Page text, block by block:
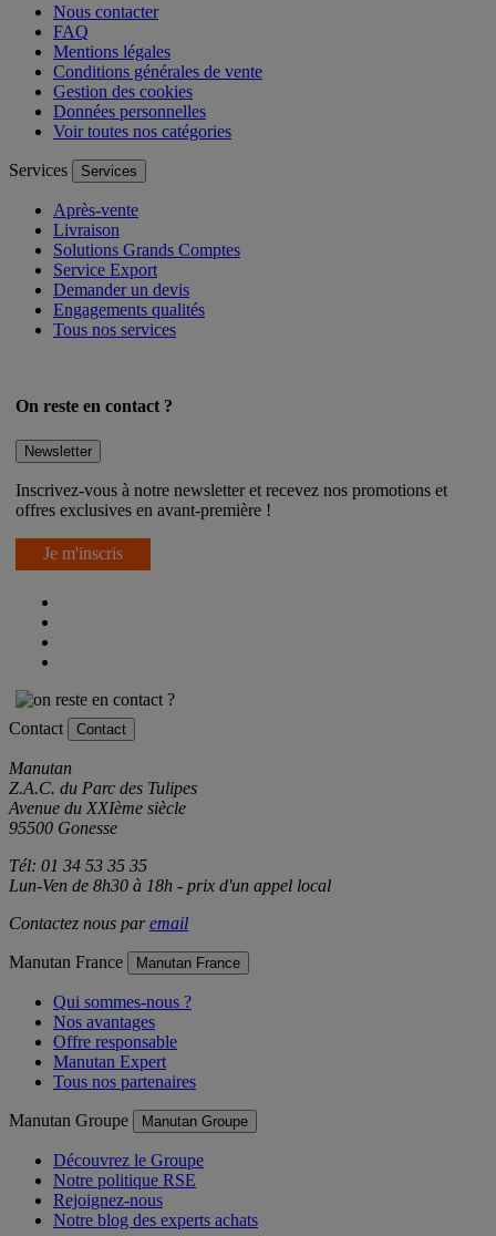
Nous contacter
FAQ
Mentions légales
Conditions générales de vente
Gestion des cookies
Données personnelles
Voir toutes nos catégories
Services Services
Après-vente
Livraison
Solutions Grands Comptes
Service Export
Demander un devis
Engagements qualités
Tous nos services
On reste en contact ?
Newsletter
Inscrivez-vous à notre newsletter et recevez nos promotions et
offres exclusives en avant-première !
Je m'inscris
Contact Contact
Manutan
Z.A.C. du Parc des Tulipes
Avenue du XXIème siècle
95500 Gonesse
Tél: 01 34 53 35 35
Lun-Ven de 8h30 à 18h - prix d'un appel local
Contactez nous paremail
Manutan France Manutan France
Qui sommes-nous ?
Nos avantages
Offre responsable
Manutan Expert
Tous nos partenaires
Manutan Groupe Manutan Groupe
Découvrez le Groupe
Notre politique RSE
Rejoignez-nous
Notre blog des experts achats